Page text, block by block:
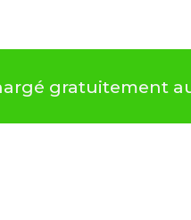
gratuitement